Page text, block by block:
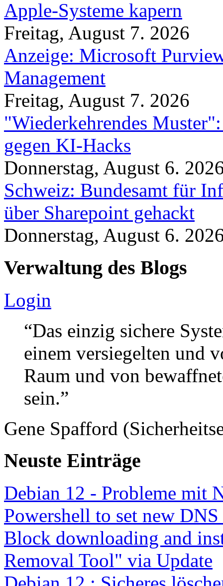
Apple-Systeme kapern
Freitag, August 7. 2026
Anzeige: Microsoft
Management
Freitag, August 7. 2026
"Wiederkehrendes
gegen KI-Hacks
Donnerstag, August 6.
Schweiz: Bundesamt für
über Sharepoint gehackt
Donnerstag, August 6.
Verwaltung des Blogs
Login
“Das einzig sichere
einem versiegelten und
Raum und von
sein.”
Gene Spafford
Neuste Einträge
Debian 12 - Probleme mit
Powershell to set new
Block downloading and
Removal Tool" via Update